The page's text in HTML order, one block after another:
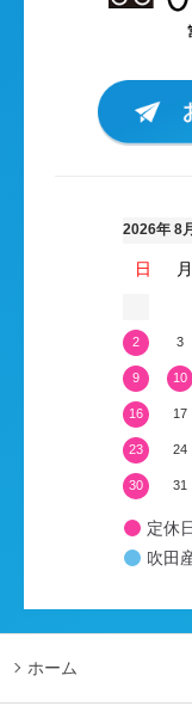
2026年 8月
日 月
2 3
9 10
16 17
23 24
30 31
定休
吹田
ホーム